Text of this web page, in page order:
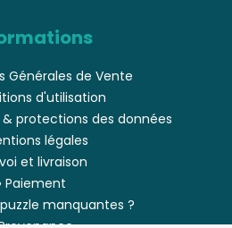
Générales de Vente
d'utilisation
protections des données
légales
et livraison
› Paiement
puzzle manquantes ?